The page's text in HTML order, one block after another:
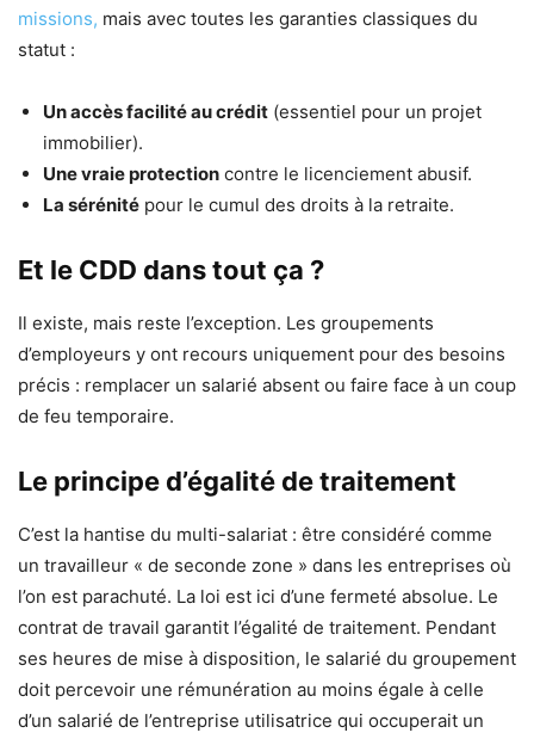
missions, mais avec toutes les garanties classiques du
statut :
Un accès facilité au crédit (essentiel pour un projet
immobilier).
Une vraie protection contre le licenciement abusif.
La sérénité pour le cumul des droits à la retraite.
Et le CDD dans tout ça ?
Il existe, mais reste l’exception. Les groupements
d’employeurs y ont recours uniquement pour des besoins
précis : remplacer un salarié absent ou faire face à un coup
de feu temporaire.
Le principe d’égalité de traitement
C’est la hantise du multi-salariat : être considéré comme
un travailleur « de seconde zone » dans les entreprises où
l’on est parachuté. La loi est ici d’une fermeté absolue. Le
contrat de travail garantit l’égalité de traitement. Pendant
ses heures de mise à disposition, le salarié du groupement
doit percevoir une rémunération au moins égale à celle
d’un salarié de l’entreprise utilisatrice qui occuperait un